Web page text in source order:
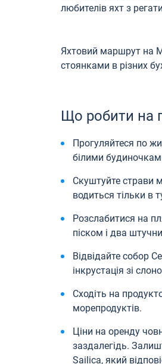
любителів яхт з
Яхтовий маршрут на
стоянками в різних
Що робити на
Прогуляйтеся по
білими
Скуштуйте страви
водиться тільки в
Розслабитися на
піском і два
Відвідайте собор
інкрустація зі
Сходіть на
морепродуктів.
Ціни на оренду
заздалегідь.
Sailica, який